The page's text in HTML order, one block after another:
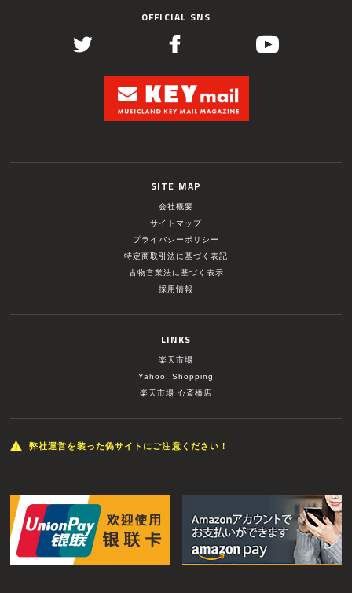
OFFICIAL SNS
SITE MAP
会社概要
サイトマップ
プライバシーポリシー
特定商取引法に基づく表記
古物営業法に基づく表示
採用情報
LINKS
楽天市場
Yahoo! Shopping
楽天市場 心斎橋店
弊社運営を装った偽サイトにご注意ください！